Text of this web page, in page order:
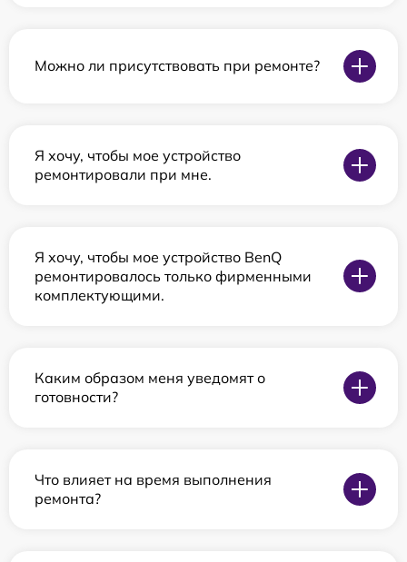
Можно ли присутствовать при ремонте?
Я хочу, чтобы мое устройство
ремонтировали при мне.
Я хочу, чтобы мое устройство BenQ
ремонтировалось только фирменными
комплектующими.
Каким образом меня уведомят о
готовности?
Что влияет на время выполнения
ремонта?